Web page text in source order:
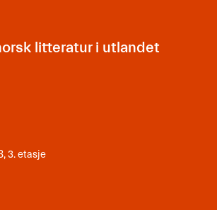
litteratur i utlandet
3. etasje